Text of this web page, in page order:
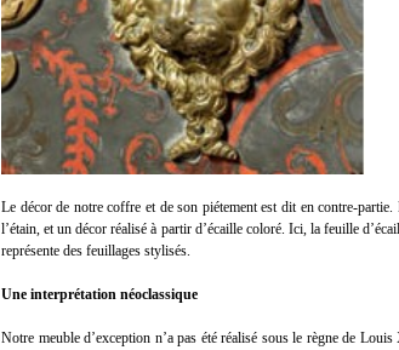
Le décor de notre coffre et de son piétement est dit en contre-
l’étain, et un décor réalisé à partir d’écaille coloré. Ici, la feuille
représente des feuillages stylisés.
Une interprétation néoclassique
Notre meuble d’exception n’a pas été réalisé sous le règne de